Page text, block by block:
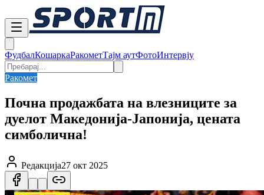
ФудбалКошаркаРакометТајм аутФотоИнтервју
Ракомет
Почна продажбата на влезниците за
дуелот Македонија-Јапонија, цената
симболична!
Редакција27 окт 2025